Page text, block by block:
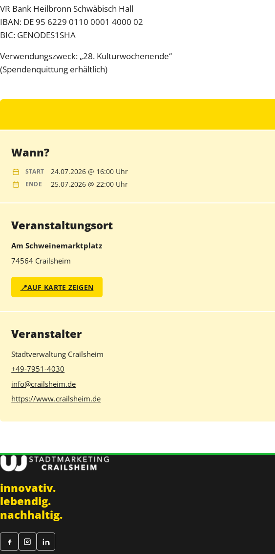
VR Bank Heilbronn Schwäbisch Hall
IBAN: DE 95 6229 0110 0001 4000 02
BIC: GENODES1SHA
Verwendungszweck: „28. Kulturwochenende“
(Spendenquittung erhältlich)
Wann?
START 24.07.2026 @ 16:00 Uhr
ENDE 25.07.2026 @ 22:00 Uhr
Veranstaltungsort
Am Schweinemarktplatz
74564 Crailsheim
📍AUF KARTE ZEIGEN
Veranstalter
Stadtverwaltung Crailsheim
+49-7951-4030
info@crailsheim.de
https://www.crailsheim.de
innovativ.
lebendig.
nachhaltig.